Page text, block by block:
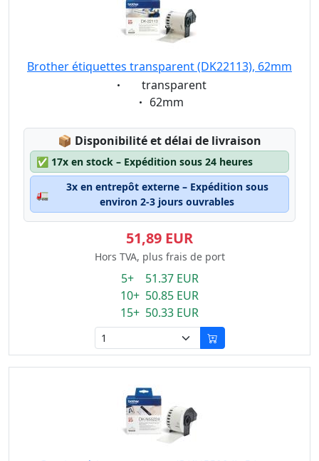
Brother étiquettes transparent (DK22113), 62mm
Eigenschaft:
transparent
Eigenschaft:
62mm
📦 Lagerstatus:
Disponibilité et délai de livraison
✅ 17x en stock – Expédition sous 24 heures
🚛
3x en entrepôt externe – Expédition sous
environ 2-3 jours ouvrables
51,89 EUR
Hors TVA, plus frais de port
5+ 51.37 EUR
10+ 50.85 EUR
15+ 50.33 EUR